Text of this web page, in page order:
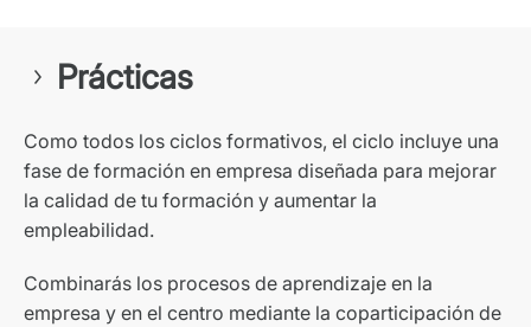
Prácticas
Como todos los ciclos formativos, el ciclo incluye una
fase de formación en empresa diseñada para mejorar
la calidad de tu formación y aumentar la
empleabilidad.
Combinarás los procesos de aprendizaje en la
empresa y en el centro mediante la coparticipación de